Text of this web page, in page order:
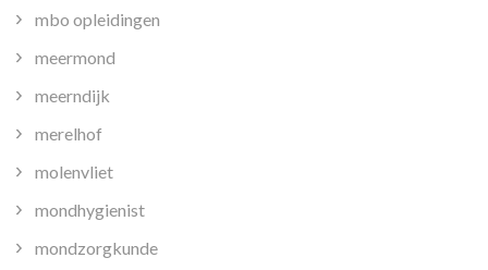
mbo opleidingen
meermond
meerndijk
merelhof
molenvliet
mondhygienist
mondzorgkunde